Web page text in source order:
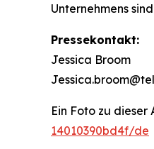
Unternehmens
Pressekontakt:
Jessica Broom
Ein Foto zu
14010390bd4f/de